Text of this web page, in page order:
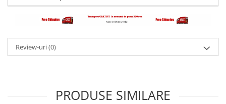
Review-uri(0)
PRODUSE SIMILARE